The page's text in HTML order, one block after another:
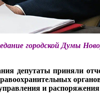
городской Думы
депутаты приняли
и